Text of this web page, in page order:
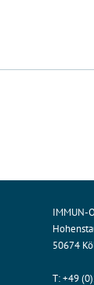
IMMUN-
50674
T:+49